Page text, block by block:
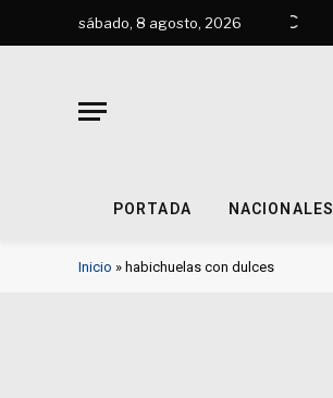
sábado, 8 agosto, 2026
8 Ago 32°C
PORTADA NACIONALES
Inicio » habichuelas con dulces